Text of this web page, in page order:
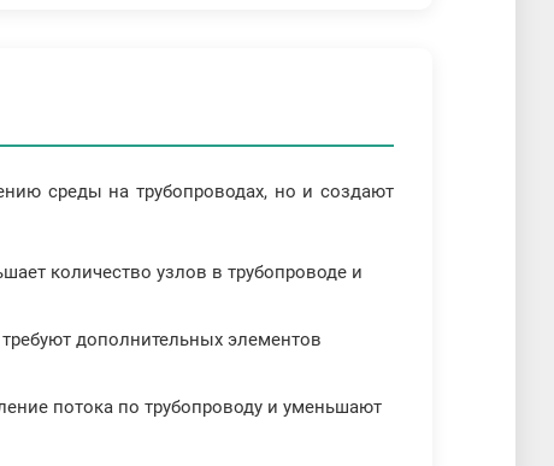
среды на трубопроводах, но и создают
количество узлов в трубопроводе и
дополнительных элементов
потока по трубопроводу и уменьшают